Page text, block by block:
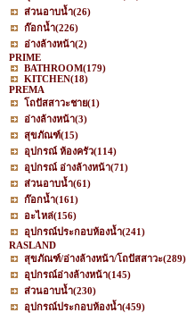
ส่วนอาบน้ำ(26)
ก๊อกน้ำ(226)
อ่างล้างหน้า(2)
PRIME
BATHROOM(179)
KITCHEN(18)
PREMA
โถปัสสาวะชาย(1)
อ่างล้างหน้า(3)
สุขภัณฑ์(15)
อุปกรณ์ ห้องครัว(114)
อุปกรณ์ อ่างล้างหน้า(71)
ส่วนอาบน้ำ(61)
ก๊อกน้ำ(161)
อะไหล่(156)
อุปกรณ์ประกอบห้องน้ำ(241)
RASLAND
สุขภัณฑ์/อ่างล้างหน้า/โถปัสสาวะ(289)
อุปกรณ์อ่างล้างหน้า(145)
ส่วนอาบน้ำ(230)
อุปกรณ์ประกอบห้องน้ำ(459)